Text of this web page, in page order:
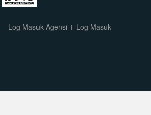
Log Masuk Agensi Log Masuk